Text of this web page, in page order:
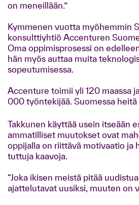
on meneillään.”
Kymmenen vuotta myöhemmin
konsulttiyhtiö Accenturen
Oma oppimisprosessi on
hän myös auttaa muita
sopeutumisessa.
Accenture toimii yli 120 maassa
000 työntekijää. Suomessa heitä
Takkunen käyttää usein itseään
ammatilliset muutokset ovat
oppijalla on riittävä motivaatio ja
tuttuja kaavoja.
“Joka ikisen meistä pitää
ajattelutavat uusiksi, muuten on